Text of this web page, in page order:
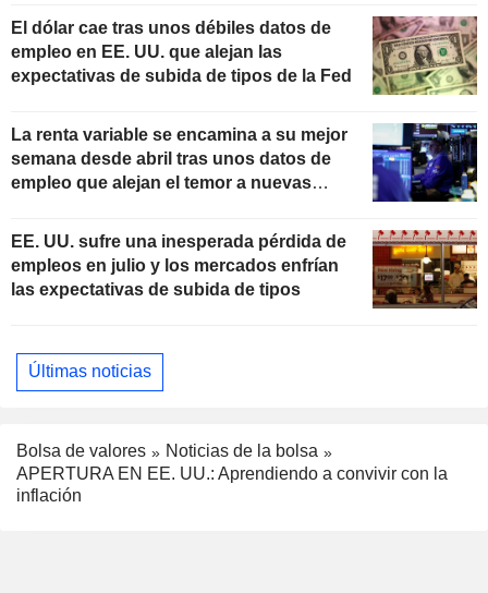
El dólar cae tras unos débiles datos de
empleo en EE. UU. que alejan las
expectativas de subida de tipos de la Fed
La renta variable se encamina a su mejor
semana desde abril tras unos datos de
empleo que alejan el temor a nuevas
EE. UU. sufre una inesperada pérdida de
empleos en julio y los mercados enfrían
las expectativas de subida de tipos
Últimas noticias
Bolsa de valores
Noticias de la bolsa
APERTURA EN EE. UU.: Aprendiendo a convivir con la
inflación